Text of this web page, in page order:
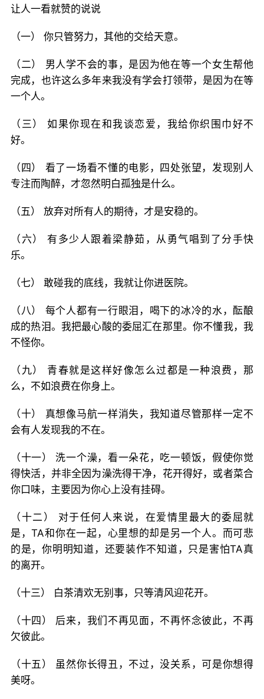
让人一看就赞的说说
（一） 你只管努力，其他的交给天意。
（二） 男人学不会的事，是因为他在等一个女生帮他
完成，也许这么多年来我没有学会打领带，是因为在等
一个人。
（三） 如果你现在和我谈恋爱，我给你织围巾好不
好。
（四） 看了一场看不懂的电影，四处张望，发现别人
专注而陶醉，才忽然明白孤独是什么。
（五） 放弃对所有人的期待，才是安稳的。
（六） 有多少人跟着梁静茹，从勇气唱到了分手快
乐。
（七） 敢碰我的底线，我就让你进医院。
（八） 每个人都有一行眼泪，喝下的冰冷的水，酝酿
成的热泪。我把最心酸的委屈汇在那里。你不懂我，我
不怪你。
（九） 青春就是这样好像怎么过都是一种浪费，那
么，不如浪费在你身上。
（十） 真想像马航一样消失，我知道尽管那样一定不
会有人发现我的不在。
（十一） 洗一个澡，看一朵花，吃一顿饭，假使你觉
得快活，并非全因为澡洗得干净，花开得好，或者菜合
你口味，主要因为你心上没有挂碍。
（十二） 对于任何人来说，在爱情里最大的委屈就
是，TA和你在一起，心里想的却是另一个人。而可悲
的是，你明明知道，还要装作不知道，只是害怕TA真
的离开。
（十三） 白茶清欢无别事，只等清风迎花开。
（十四） 后来，我们不再见面，不再怀念彼此，不再
欠彼此。
（十五） 虽然你长得丑，不过，没关系，可是你想得
美呀。